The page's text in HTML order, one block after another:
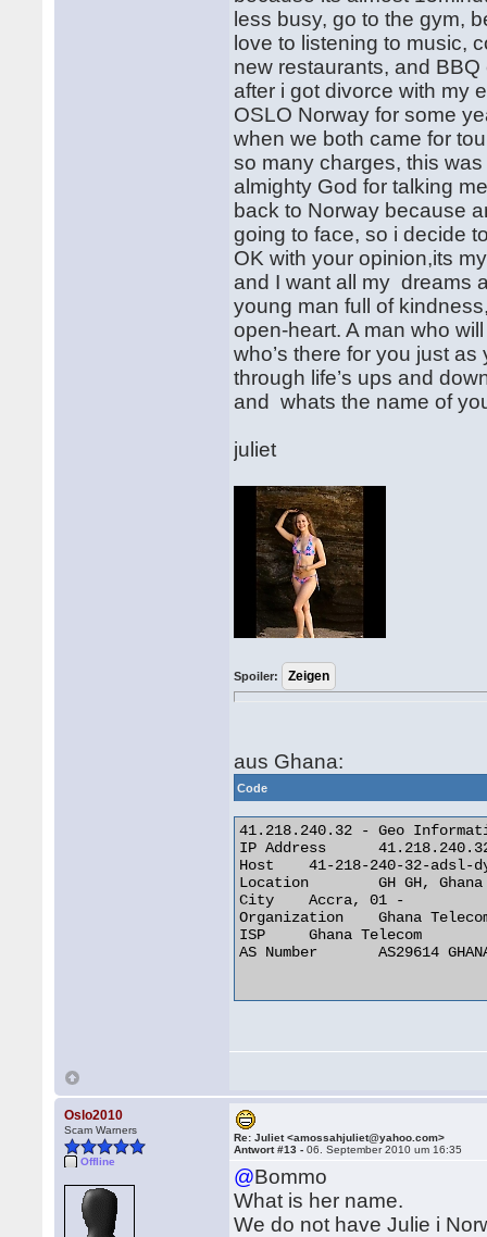
less busy, go to the gym,
love to listening to music,
new restaurants, and
after i got divorce with my
OSLO Norway for some
when we both came for
so many charges, this
almighty God for talking
back to Norway because
going to face, so i decide
OK with your opinion,its
and I want all my dreams
young man full of
open-heart. A man who
who’s there for you just
through life’s ups and
and whats the name of
juliet
Spoiler:
aus Ghana:
Code
41.218.240.32 - Geo
IP Address 	41.218.240.32
Host 	41-218-240-32-adsl-dyn.4u.com.gh
Location 	GH GH, Ghana
City 	Accra, 01 -
Organization 	Ghana Telecom
ISP 	Ghana Telecom
AS Number 	AS29614 GHANATEL-AS
Oslo2010
Scam Warners
Offline
Re: Juliet <amossahjuliet@yahoo.com>
Antwort #13 -06. September 2010 um 16:35
@Bommo
What is her name.
We do not have Julie i